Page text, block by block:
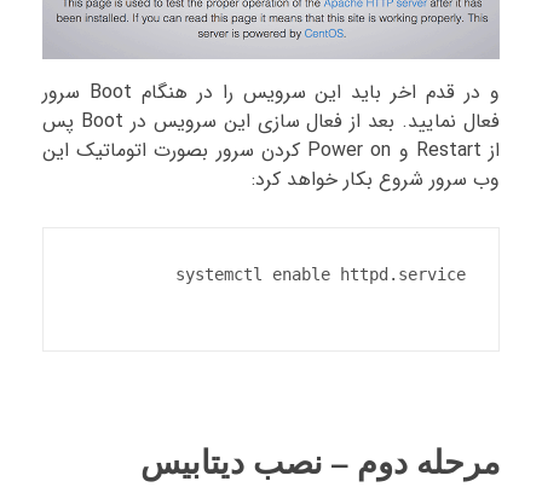
و در قدم اخر باید این سرویس را در هنگام Boot سرور
فعال نمایید. بعد از فعال سازی این سرویس در Boot پس
از Restart و Power on کردن سرور بصورت اتوماتیک این
وب سرور شروع بکار خواهد کرد:
مرحله دوم – نصب دیتابیس